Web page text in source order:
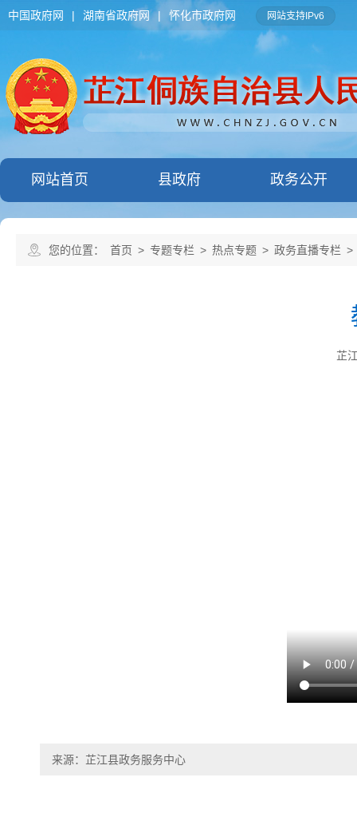
中国政府网 | 湖南省政府网 | 怀化市政府网 网站支持IPv6
网站首页 县政府 政务公开
您的位置： 首页 > 专题专栏 > 热点专题 > 政务直播专栏 >
芷
来源：芷江县政务服务中心